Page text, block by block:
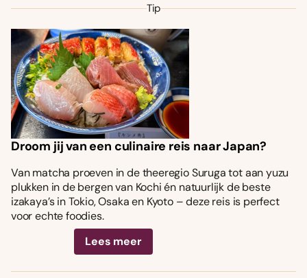
Tip
Droom jij van een culinaire reis naar Japan?
Van matcha proeven in de theeregio Suruga tot aan yuzu
plukken in de bergen van Kochi én natuurlijk de beste
izakaya’s in Tokio, Osaka en Kyoto – deze reis is perfect
voor echte foodies.
Lees meer